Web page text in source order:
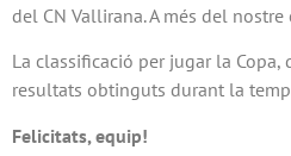
del CN Vallirana. A més del
La classificació per jugar la Copa,
resultats obtinguts durant la
Felicitats, equip!